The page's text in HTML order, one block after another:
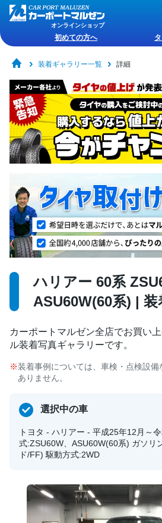
オンラインショップ
初めての方へ
装着ギャラリー一覧 詳細
ハリアー 60系
ASU60W(60系) |
カーポートマルゼン全店でお買い
ル装着写真ギャラリーです。
装着事例については、車検・点検設
ありません。
選択中の車
トヨタ - ハリアー - 平成25年12月～
式:ZSU60W、ASU60W(60系) ガソリ
ド/FF) 駆動方式:2WD